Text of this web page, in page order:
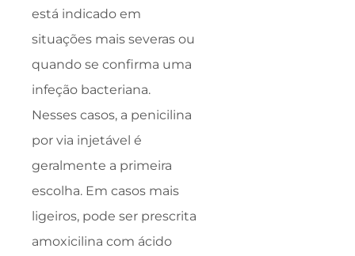
está indicado em
situações mais severas ou
quando se confirma uma
infeção bacteriana.
Nesses casos, a penicilina
por via injetável é
geralmente a primeira
escolha. Em casos mais
ligeiros, pode ser prescrita
amoxicilina com ácido